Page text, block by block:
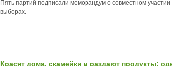
Пять партий подписали меморандум о совместном участии
выборах.
Красят дома, скамейки и раздают продукты: